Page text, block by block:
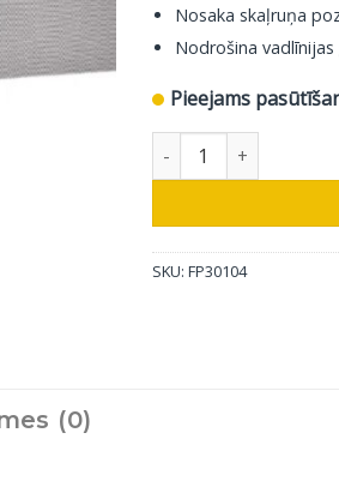
Nosaka skaļruņa
Nodrošina
Pieejams
Bowers & Wilkins
SKU: FP30104
(0)